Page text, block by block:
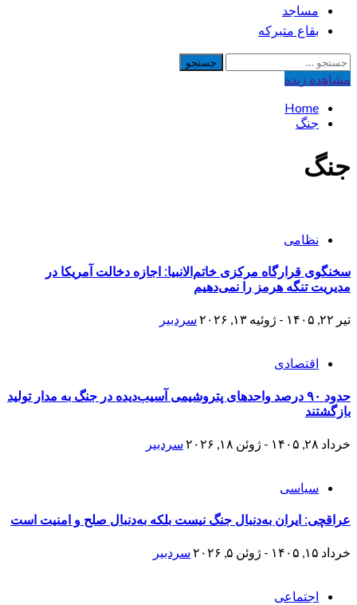
مساجد
بقاع متبرکه
جستجو
برای:
مشاهده‌ زنده
Home
جنگ
جنگ
نظامی
سخنگوی قرارگاه مرکزی خاتم‌الانبیا: اجازه دخالت آمریکا در
مدیریت تنگه هرمز را نمی‌دهیم
تیر ۲۲, ۱۴۰۵ - ژوئیه ۱۳, ۲۰۲۶ سردبیر
اقتصادی
حدود ۹۰ درصد واحدهای پتروشیمی آسیب‌دیده در جنگ به مدار تولید
بازگشتند
خرداد ۲۸, ۱۴۰۵ - ژوئن ۱۸, ۲۰۲۶ سردبیر
سیاسی
عراقچی: ایران به‌دنبال جنگ نیست بلکه به‌دنبال صلح و امنیت است
خرداد ۱۵, ۱۴۰۵ - ژوئن ۵, ۲۰۲۶ سردبیر
اجتماعی